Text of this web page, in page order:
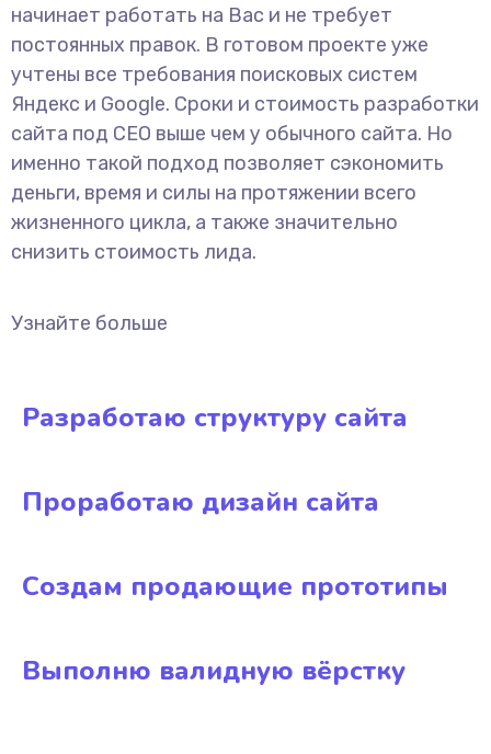
начинает работать на Вас и не требует
постоянных правок. В готовом проекте уже
учтены все требования поисковых систем
Яндекс и Google. Сроки и стоимость разработки
сайта под СЕО выше чем у обычного сайта. Но
именно такой подход позволяет сэкономить
деньги, время и силы на протяжении всего
жизненного цикла, а также значительно
снизить стоимость лида.
Узнайте больше
Разработаю структуру сайта
Проработаю дизайн сайта
Создам продающие прототипы
Выполню валидную вёрстку